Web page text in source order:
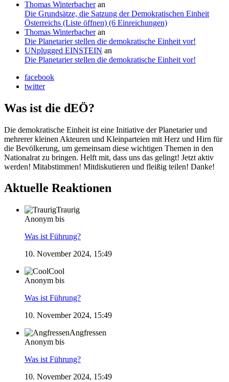
Thomas Winterbacheran
Die Grundsätze, die Satzung der Demokratischen Einheit
Österreichs (Liste öffnen) (6 Einreichungen)
Thomas Winterbacheran
Die Planetarier stellen die demokratische Einheit vor!
UNplugged EINSTEIN an
Die Planetarier stellen die demokratische Einheit vor!
facebook
twitter
Was ist die dEÖ?
Die demokratische Einheit ist eine Initiative der Planetarier und
mehrerer kleinen Akteuren und Kleinparteien mit Herz und Hirn für
die Bevölkerung, um gemeinsam diese wichtigen Themen in den
Nationalrat zu bringen. Helft mit, dass uns das gelingt! Jetzt aktiv
werden! Mitabstimmen! Mitdiskutieren und fleißig teilen! Danke!
Aktuelle Reaktionen
Traurig
Anonym bis
Was ist Führung?
10. November 2024, 15:49
Cool
Anonym bis
Was ist Führung?
10. November 2024, 15:49
Angfressen
Anonym bis
Was ist Führung?
10. November 2024, 15:49